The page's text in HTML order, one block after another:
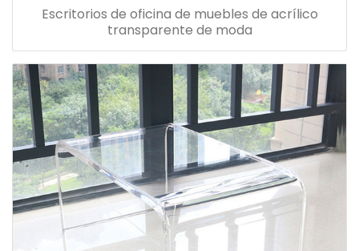
Escritorios de oficina de muebles de acrílico
transparente de moda